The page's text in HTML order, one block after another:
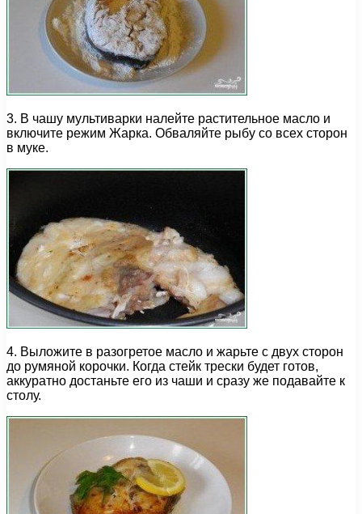
3. В чашу мультиварки налейте растительное масло и
включите режим Жарка. Обваляйте рыбу со всех сторон
в муке.
4. Выложите в разогретое масло и жарьте с двух сторон
до румяной корочки. Когда стейк трески будет готов,
аккуратно достаньте его из чаши и сразу же подавайте к
столу.